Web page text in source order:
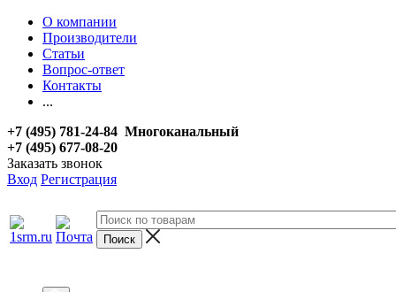
О компании
Производители
Статьи
Вопрос-ответ
Контакты
...
+7 (495) 781-24-84 Многоканальный
+7 (495) 677-08-20
Заказать звонок
Вход Регистрация